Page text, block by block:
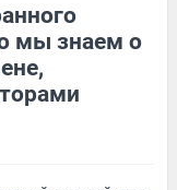
мы знаем о